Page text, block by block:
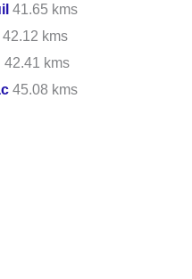
41.65 kms
42.12 kms
42.41 kms
45.08 kms